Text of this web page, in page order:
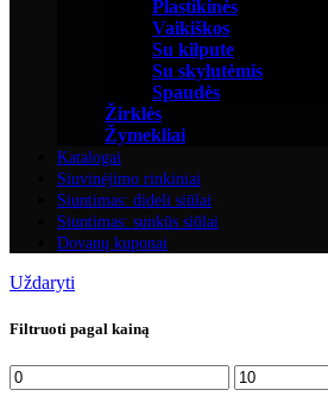
Plastikinės
Vaikiškos
Su kilpute
Su skylutėmis
Spaudės
Žirklės
Žymekliai
Katalogai
Siuvinėjimo rinkiniai
Siuntimas: dideli siūlai
Siuntimas: sunkūs siūlai
Dovanų kuponai
Uždaryti
Filtruoti pagal kainą
Min
kaina
Maks
kaina